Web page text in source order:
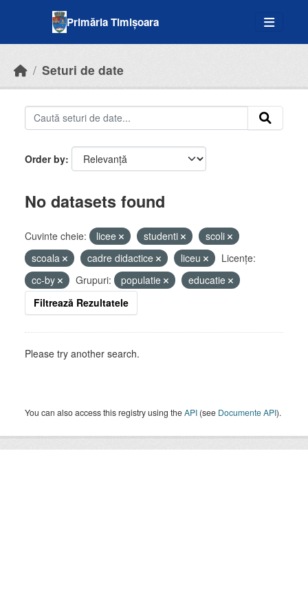
Primăria Timișoara
Seturi de date
Order by
No datasets found
Cuvinte cheie: licee studenti
scoli
scoala
cadre didactice liceu
Licenţe:
cc-by
Grupuri: populatie
educatie
Filtrează Rezultatele
Please try another search.
You can also access this registry using theAPI (see Documente API).